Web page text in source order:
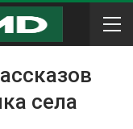
села